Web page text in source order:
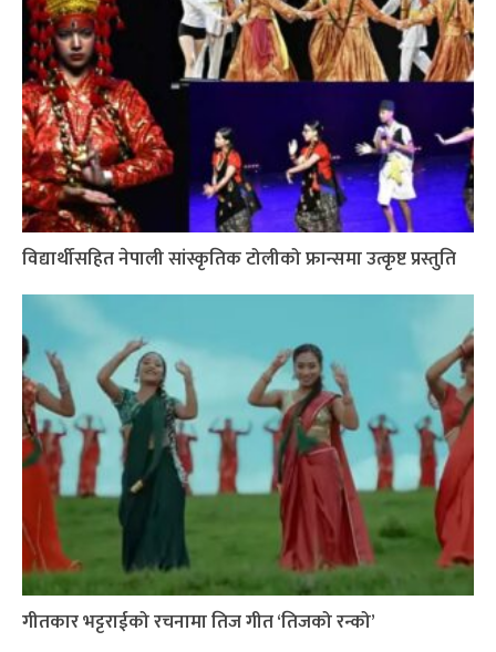
विद्यार्थीसहित नेपाली सांस्कृतिक टोलीको फ्रान्समा उत्कृष्ट प्रस्तुति
गीतकार भट्टराईको रचनामा तिज गीत ‘तिजको रन्को’